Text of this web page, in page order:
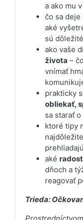
a ako mu
čo sa deje
aké
sú
ako vaše
života –
vnímať
prakticky
obliekať,
sa starať
ktoré tipy
aké
dňoch a
reagovať
Trieda: